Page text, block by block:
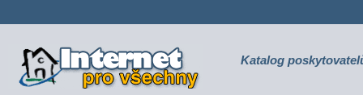
připojení k internetu Katalog